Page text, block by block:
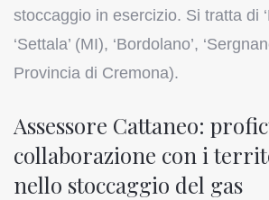
stoccaggio in esercizio. Si tratta di
‘Settala’ (MI), ‘Bordolano’,
Provincia di Cremona).
Assessore Cattaneo:
collaborazione con i
nello stoccaggio del gas